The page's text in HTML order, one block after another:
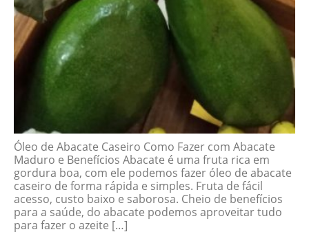
Óleo de Abacate Caseiro Como Fazer com Abacate
Maduro e Benefícios Abacate é uma fruta rica em
gordura boa, com ele podemos fazer óleo de abacate
caseiro de forma rápida e simples. Fruta de fácil
acesso, custo baixo e saborosa. Cheio de benefícios
para a saúde, do abacate podemos aproveitar tudo
para fazer o azeite […]